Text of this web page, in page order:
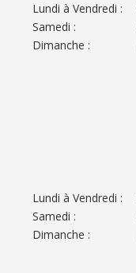
Lundi à Vendredi :
Samedi :
Dimanche :
Lundi à Vendredi :
Samedi :
Dimanche :